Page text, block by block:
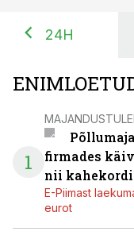
24H
1
firmades
nii
E-Piimast
eurot